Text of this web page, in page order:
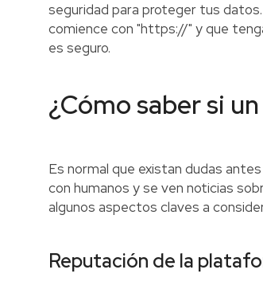
seguridad para proteger tus
comience con "https://" y que
es seguro.
¿Cómo saber si
Es normal que existan dudas
con humanos y se ven noticias
algunos aspectos claves a
Reputación de la